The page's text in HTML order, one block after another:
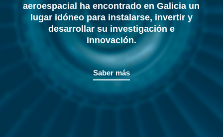
aeroespacial ha encontrado en Galicia un
lugar idóneo para instalarse, invertir y
desarrollar su investigación e
innovación.
Saber más